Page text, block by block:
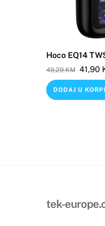
Hoco EQ14
49,29KM
price
was:
41,90
DODAJ U
tek-